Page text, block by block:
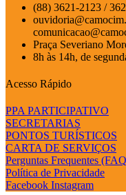
(88) 3621-2123 /
Praça Severiano
8h às 14h, de
Acesso Rápido
PPA PARTICIPATIVO
SECRETARIAS
PONTOS TURÍSTICOS
CARTA DE SERVIÇOS
Perguntas Frequentes
Política de Privacidade
Facebook Instagram